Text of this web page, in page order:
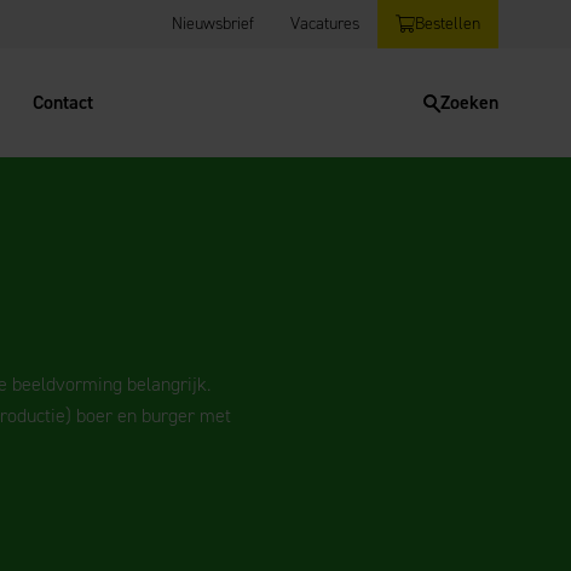
Nieuwsbrief Vacatures Bestellen
Contact Zoeken
beeldvorming belangrijk.
boer en burger met